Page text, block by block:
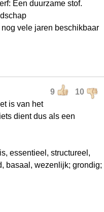
Een duurzame stof.
vele jaren beschikbaar
9 10
is van het
dient dus als een
essentieel, structureel,
basaal, wezenlijk; grondig;